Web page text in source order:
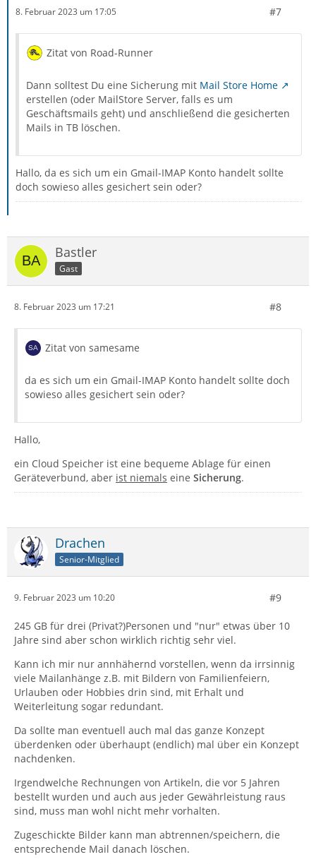
8. Februar 2023 um 17:05 #7
Zitat von Road-Runner
Dann solltest Du eine Sicherung mit Mail Store Home
erstellen (oder MailStore Server, falls es um
Geschäftsmails geht) und anschließend die gesicherten
Mails in TB löschen.
Hallo, da es sich um ein Gmail-IMAP Konto handelt sollte
doch sowieso alles gesichert sein oder?
Bastler
Gast
8. Februar 2023 um 17:21 #8
Zitat von samesame
da es sich um ein Gmail-IMAP Konto handelt sollte doch
sowieso alles gesichert sein oder?
Hallo,
ein Cloud Speicher ist eine bequeme Ablage für einen
Geräteverbund, aber ist niemals eine Sicherung.
Drachen
Senior-Mitglied
9. Februar 2023 um 10:20 #9
245 GB für drei (Privat?)Personen und "nur" etwas über 10
Jahre sind aber schon wirklich richtig sehr viel.
Kann ich mir nur annhähernd vorstellen, wenn da irrsinnig
viele Mailanhänge z.B. mit Bildern von Familienfeiern,
Urlauben oder Hobbies drin sind, mit Erhalt und
Weiterleitung sogar redundant.
Da sollte man eventuell auch mal das ganze Konzept
überdenken oder überhaupt (endlich) mal über ein Konzept
nachdenken.
Irgendwelche Rechnungen von Artikeln, die vor 5 Jahren
bestellt wurden und auch aus jeder Gewährleistung raus
sind, muss man wohl nicht mehr vorhalten.
Zugeschickte Bilder kann man abtrennen/speichern, die
entsprechende Mail danach löschen.